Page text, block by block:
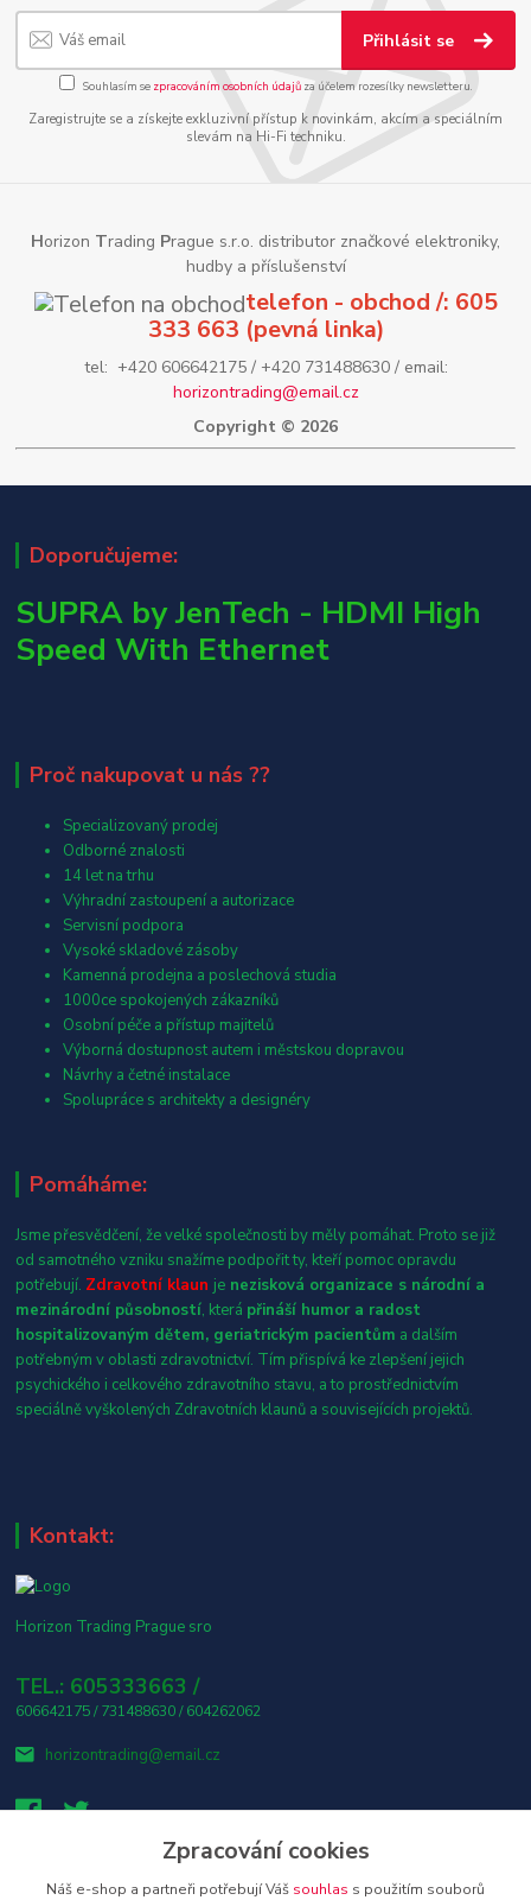
Přihlásit se
Souhlasím se zpracováním osobních údajůza účelem rozesílky newsletteru.
Zaregistrujte se a získejte exkluzivní přístup k novinkám, akcím a speciálním
slevám na Hi-Fi techniku.
Horizon Trading Prague s.r.o. distributor značkové elektroniky,
hudby a příslušenství
telefon - obchod /: 605
333 663 (pevná linka)
tel: +420 606642175 / +420 731488630 / email:
horizontrading@email.cz
Copyright © 2026
Doporučujeme:
SUPRA by JenTech - HDMI High
Speed With Ethernet
Proč nakupovat u nás ??
Specializovaný prodej
Odborné znalosti
14 let na trhu
Výhradní zastoupení a autorizace
Servisní podpora
Vysoké skladové zásoby
Kamenná prodejna a poslechová studia
1000ce spokojených zákazníků
Osobní péče a přístup majitelů
Výborná dostupnost autem i městskou dopravou
Návrhy a četné instalace
Spolupráce s architekty a designéry
Pomáháme:
Jsme přesvědčení, že velké společnosti by měly pomáhat. Proto se již
od samotného vzniku snažíme podpořit ty, kteří pomoc opravdu
potřebují. Zdravotní klaun je nezisková organizace s národní a
mezinárodní působností, která přináší humor a radost
hospitalizovaným dětem, geriatrickým pacientům a dalším
potřebným v oblasti zdravotnictví. Tím přispívá ke zlepšení jejich
psychického i celkového zdravotního stavu, a to prostřednictvím
speciálně vyškolených Zdravotních klaunů a souvisejících projektů.
Kontakt:
Horizon Trading Prague sro
TEL.: 605333663 /
606642175 / 731488630 / 604262062
horizontrading@email.cz
Zpracování cookies
Náš e-shop a partneři potřebují Váš souhlas s použitím souborů